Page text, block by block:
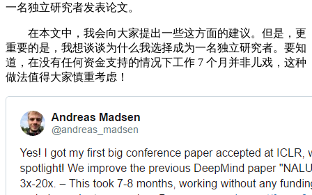
一名独立研究者发表论文。
在本文中，我会向大家提出一些这方面的建议。但是，更
重要的是，我想谈谈为什么我选择成为一名独立研究者。要知
道，在没有任何资金支持的情况下工作 7 个月并非儿戏，这种
做法值得大家慎重考虑！